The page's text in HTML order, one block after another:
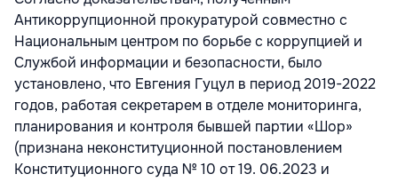
Антикоррупционной прокуратурой совместно с
Национальным центром по борьбе с коррупцией и
Службой информации и безопасности, было
установлено, что Евгения Гуцул в период 2019-2022
годов, работая секретарем в отделе мониторинга,
планирования и контроля бывшей партии «Шор»
(признана неконституционной постановлением
Конституционного суда № 10 от 19. 06.2023 и